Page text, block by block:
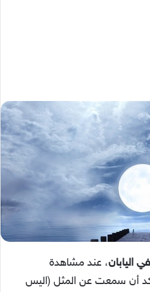
اليابان، عند مشاهدة
أن سمعت عن المثل (اليس